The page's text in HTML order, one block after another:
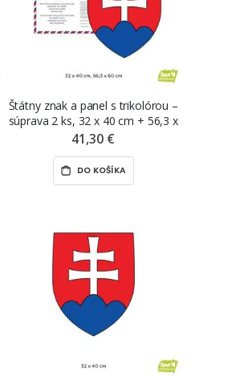
Štátny znak a panel s trikolórou –
súprava 2 ks, 32 x 40 cm + 56,3 x
60 cm, premiestniteľná nálepka
41,30 €
DO KOŠÍKA